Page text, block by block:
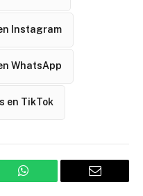
Instagram
WhatsApp
en TikTok
WhatsApp Email